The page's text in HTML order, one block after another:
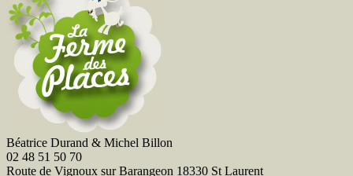
Béatrice Durand & Michel Billon
02 48 51 50 70
Route de Vignoux sur Barangeon 18330 St Laurent